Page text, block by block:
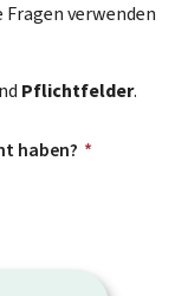
verwenden
Pflichtfelder.
haben? *